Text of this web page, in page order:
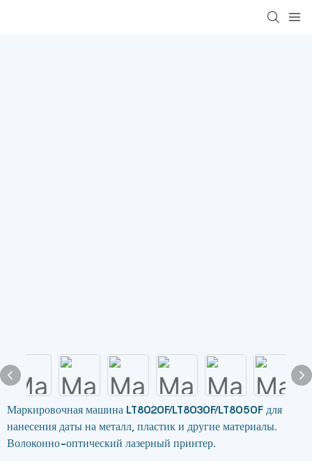
Маркировочная машина LT8020F/LT8030F/LT8050F для
нанесения даты на металл, пластик и другие материалы.
Волоконно-оптический лазерный принтер.